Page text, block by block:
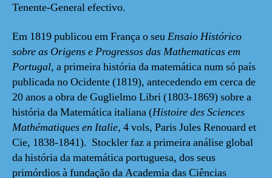
Tenente-General efectivo.
Em 1819 publicou em França o seuEnsaio Histórico
sobre as Origens e Progressos das Mathematicas em
Portugal, a primeira história da matemática num só país
publicada no Ocidente (1819), antecedendo em cerca de
20 anos a obra de Guglielmo Libri (1803-1869) sobre a
história da Matemática italiana (Histoire des Sciences
Mathématiques en Italie, 4 vols, Paris Jules Renouard et
Cie, 1838-1841). Stockler faz a primeira análise global
da história da matemática portuguesa, dos seus
primórdios à fundação da Academia das Ciências